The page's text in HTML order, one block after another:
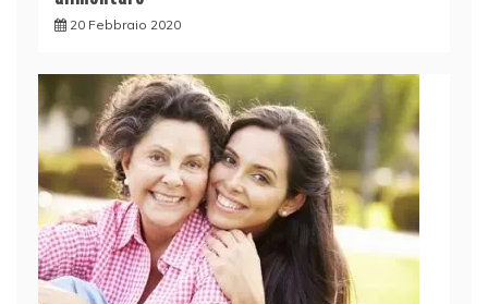
20 Febbraio 2020